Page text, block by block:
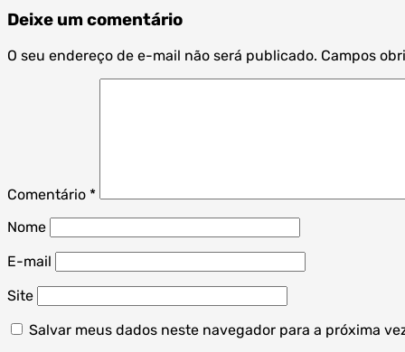
Deixe um comentário
O seu endereço de e-mail não será publicado. Campos
Comentário *
Nome
E-mail
Site
Salvar meus dados neste navegador para a próxima